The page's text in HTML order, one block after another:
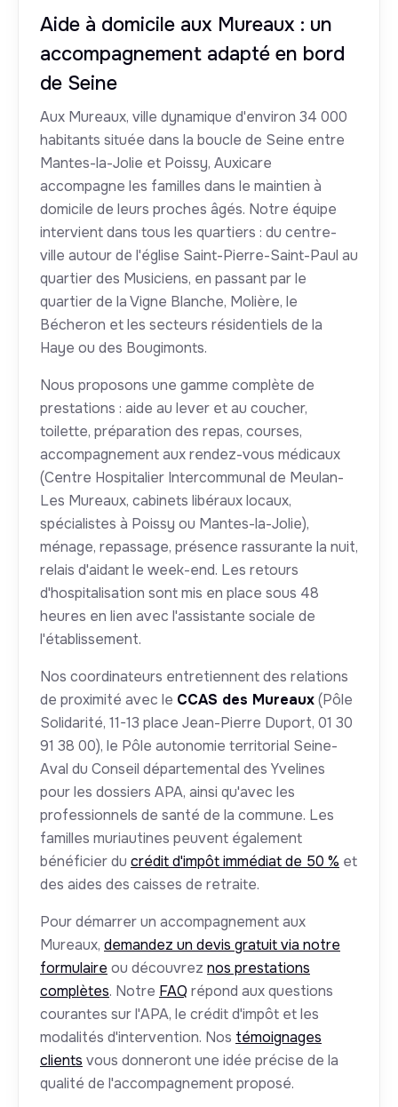
Aide à domicile aux Mureaux : un
accompagnement adapté en bord
de Seine
Aux Mureaux, ville dynamique d'environ 34 000
habitants située dans la boucle de Seine entre
Mantes-la-Jolie et Poissy, Auxicare
accompagne les familles dans le maintien à
domicile de leurs proches âgés. Notre équipe
intervient dans tous les quartiers : du centre-
ville autour de l'église Saint-Pierre-Saint-Paul au
quartier des Musiciens, en passant par le
quartier de la Vigne Blanche, Molière, le
Bécheron et les secteurs résidentiels de la
Haye ou des Bougimonts.
Nous proposons une gamme complète de
prestations : aide au lever et au coucher,
toilette, préparation des repas, courses,
accompagnement aux rendez-vous médicaux
(Centre Hospitalier Intercommunal de Meulan-
Les Mureaux, cabinets libéraux locaux,
spécialistes à Poissy ou Mantes-la-Jolie),
ménage, repassage, présence rassurante la nuit,
relais d'aidant le week-end. Les retours
d'hospitalisation sont mis en place sous 48
heures en lien avec l'assistante sociale de
l'établissement.
Nos coordinateurs entretiennent des relations
de proximité avec le CCAS des Mureaux(Pôle
Solidarité, 11-13 place Jean-Pierre Duport, 01 30
91 38 00), le Pôle autonomie territorial Seine-
Aval du Conseil départemental des Yvelines
pour les dossiers APA, ainsi qu'avec les
professionnels de santé de la commune. Les
familles muriautines peuvent également
bénéficier du crédit d'impôt immédiat de 50 % et
des aides des caisses de retraite.
Pour démarrer un accompagnement aux
Mureaux, demandez un devis gratuit via notre
formulaire ou découvrez nos prestations
complètes. Notre FAQ répond aux questions
courantes sur l'APA, le crédit d'impôt et les
modalités d'intervention. Nos témoignages
clients vous donneront une idée précise de la
qualité de l'accompagnement proposé.